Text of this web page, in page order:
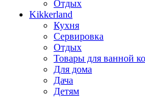
Отдых
Kikkerland
Кухня
Сервировка
Отдых
Товары для ванной
Для дома
Дача
Детям